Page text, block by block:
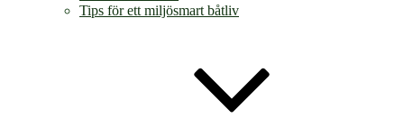
Tips för ett miljösmart båtliv